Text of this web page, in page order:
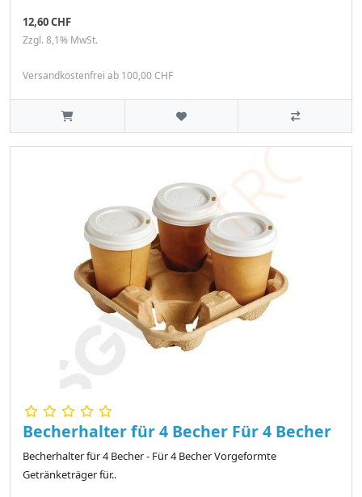
12,60 CHF
Zzgl. 8,1% MwSt.
Versandkostenfrei ab 100,00 CHF
Becherhalter für 4 Becher Für 4 Becher
Becherhalter für 4 Becher - Für 4 Becher Vorgeformte
Getränketräger für..